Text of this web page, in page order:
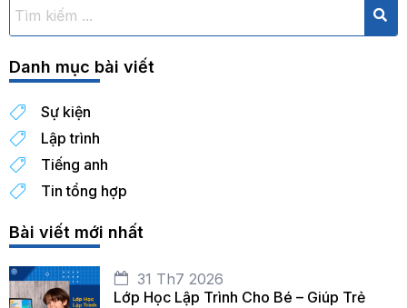
Danh mục bài viết
Sự kiện
Lập trình
Tiếng anh
Tin tổng hợp
Bài viết mới nhất
31 Th7 2026
Lớp Học Lập Trình Cho Bé – Giúp Trẻ